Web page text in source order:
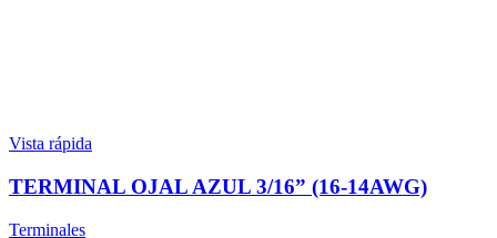
Vista rápida
TERMINAL OJAL AZUL 3/16” (16-14AWG)
Terminales